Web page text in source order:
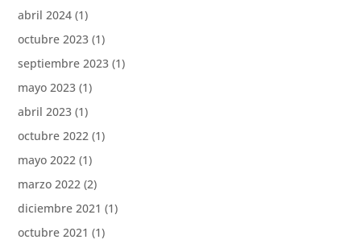
abril 2024 (1)
octubre 2023 (1)
septiembre 2023 (1)
mayo 2023 (1)
abril 2023 (1)
octubre 2022 (1)
mayo 2022 (1)
marzo 2022 (2)
diciembre 2021 (1)
octubre 2021 (1)